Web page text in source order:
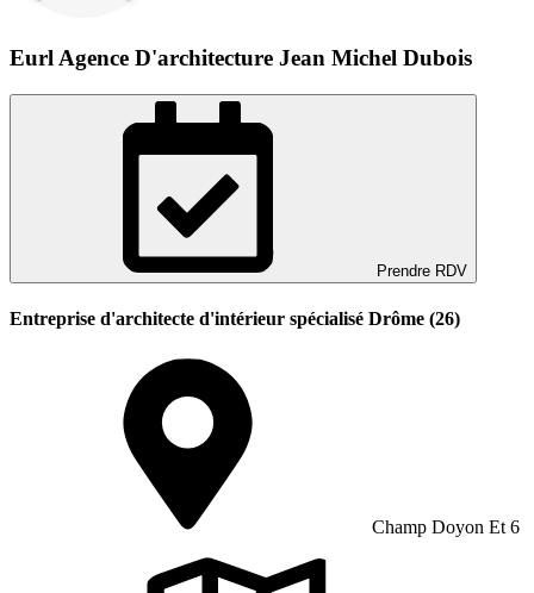
Eurl Agence D'architecture Jean Michel Dubois
Prendre RDV
Entreprise d'architecte d'intérieur spécialisé Drôme (26)
Champ Doyon Et 6